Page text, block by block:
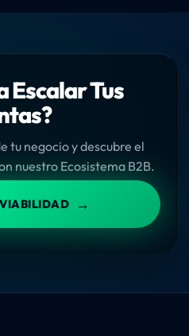
Escalar Tus
tu negocio y descubre el
nuestro Ecosistema B2B.
→